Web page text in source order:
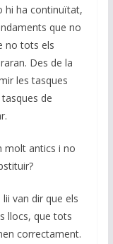
hi ha continuïtat,
que no
no tots els
Des de la
les tasques
de
molt antics i no
lii van dir que els
llocs, que tots
correctament.